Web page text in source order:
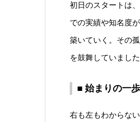
初日のスタートは
での実績や知名度
築いていく。その
を鼓舞していました
■ 始まりの一
右も左もわからな